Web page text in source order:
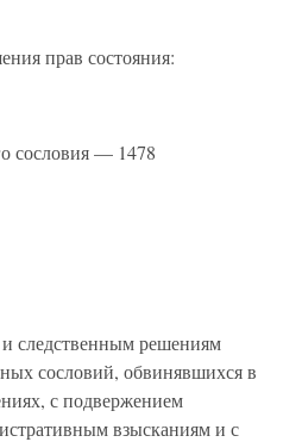
прав состояния:
сословия — 1478
следственным решениям
сословий, обвинявшихся в
с подвержением
взысканиям и с